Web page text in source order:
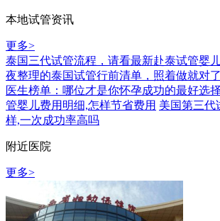
本地试管资讯
更多>
泰国三代试管流程，请看最新赴泰试管婴儿
夜整理的泰国试管行前清单，照着做就对了
医生榜单：哪位才是你怀孕成功的最好选
管婴儿费用明细,怎样节省费用 美国第三代
样,一次成功率高吗
附近医院
更多>